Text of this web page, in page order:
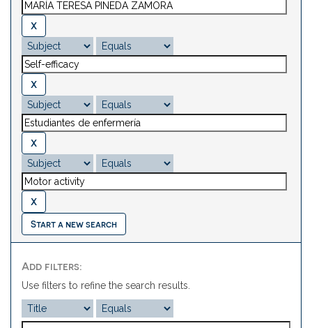
Start a new search
Add filters:
Use filters to refine the search results.